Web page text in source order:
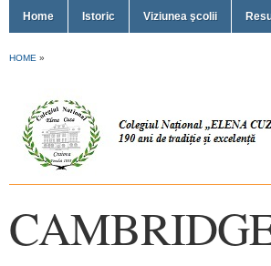
Home Istoric Viziunea şcolii
HOME »